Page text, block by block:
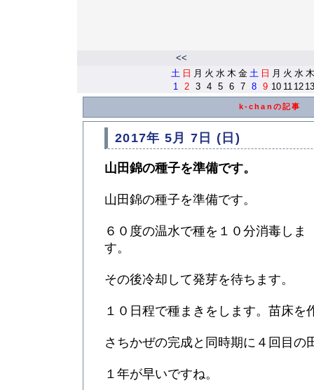
<<
土 日 月 火 水 木 金 土 日 月 火 水 木
1
2 3 4 5 6 7 8 9 10 11 12 13
k-chanの記事
2017年 5月 7日 (日)
山田錦の種子を準備です。
山田錦の種子を準備です。
６０度の温水で種を１０分消毒しま
す。
その後冷却して発芽を待ちます。
１０日程で種まきをします。苗床を
さちかぜの完成と同時期に４回目の
１年が早いですね。